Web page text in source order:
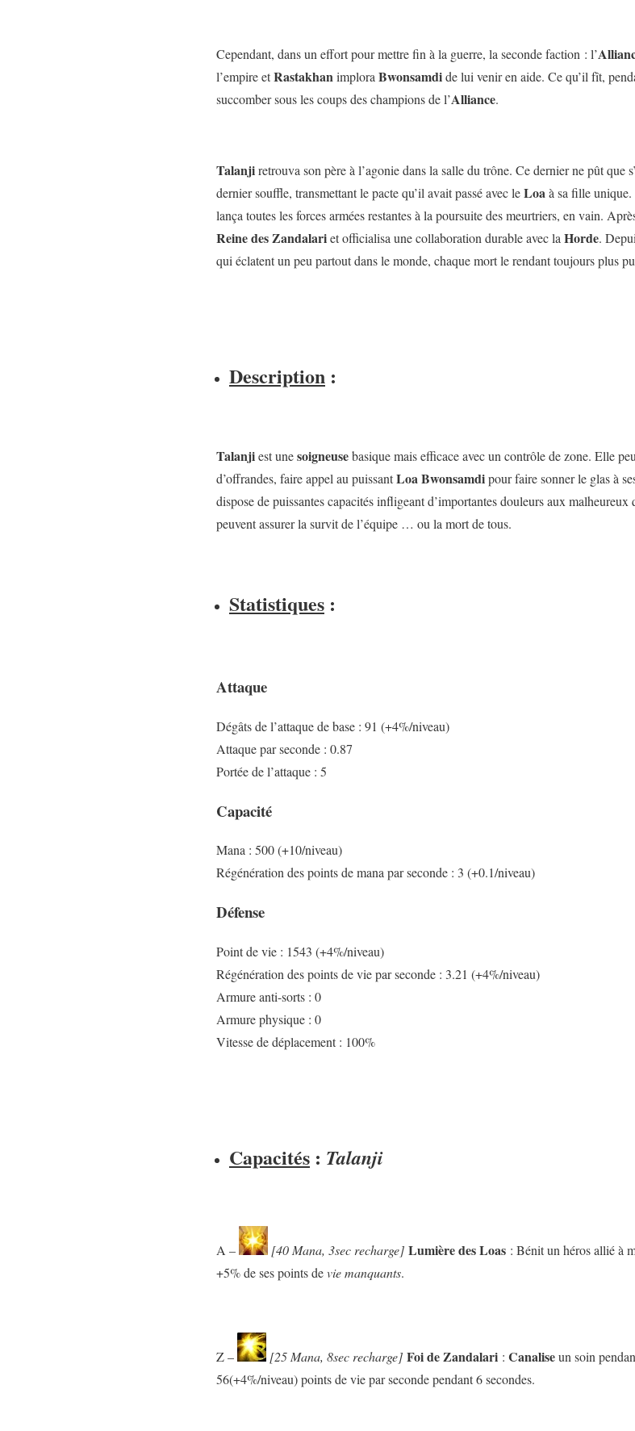
Cependant, dans un effort pour mettre fin à la guerre, la seconde faction : l’
l’empire etRastakhanimplora Bwonsamdide lui venir en aide. Ce qu’il fît,
succomber sous les coups des champions de l’Alliance.
Talanjiretrouva son père à l’agonie dans la salle du trône. Ce dernier ne pût que
dernier souffle, transmettant le pacte qu’il avait passé avec leLoaà sa fille unique.
lança toutes les forces armées restantes à la poursuite des meurtriers, en vain.
Reine des Zandalariet officialisa une collaboration durable avec la Horde.
qui éclatent un peu partout dans le monde, chaque mort le rendant toujours plus
Description :
Talanjiest unesoigneusebasique mais efficace avec un contrôle de zone. Elle
d’offrandes, faire appel au puissantLoa Bwonsamdipour faire sonner le glas à
dispose de puissantes capacités infligeant d’importantes douleurs aux
peuvent assurer la survit de l’équipe … ou la mort de tous.
Statistiques :
Attaque
Dégâts de l’attaque de base : 91 (+4%/niveau)
Attaque par seconde : 0.87
Portée de l’attaque : 5
Capacité
Mana : 500 (+10/niveau)
Régénération des points de mana par seconde : 3 (+0.1/niveau)
Défense
Point de vie : 1543 (+4%/niveau)
Régénération des points de vie par seconde : 3.21 (+4%/niveau)
Armure anti-sorts : 0
Armure physique : 0
Vitesse de déplacement : 100%
Capacités : Talanji
A – [40 Mana, 3sec recharge] Lumière des Loas : Bénit un héros allié à
+5% de ses points devie manquants.
Z – [25 Mana, 8sec recharge] Foi de Zandalari : Canaliseun soin
56(+4%/niveau) points de vie par seconde pendant 6 secondes.